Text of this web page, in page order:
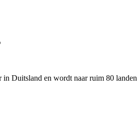
in Duitsland en wordt naar ruim 80 landen